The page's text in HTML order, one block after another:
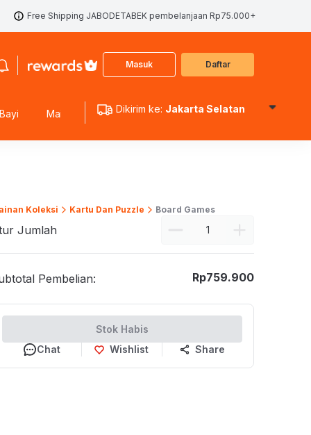
Free Shipping JABODETABEK pembelanjaan Rp75.000+
Masuk Daftar
Mainan Edukasi Mainan Koleksi Mainan
Dikirim ke: Jakarta Selatan
Koleksi Kartu Dan Puzzle Board Games
Jumlah
Pembelian: Rp759.900
Stok Habis
Chat
Wishlist Share